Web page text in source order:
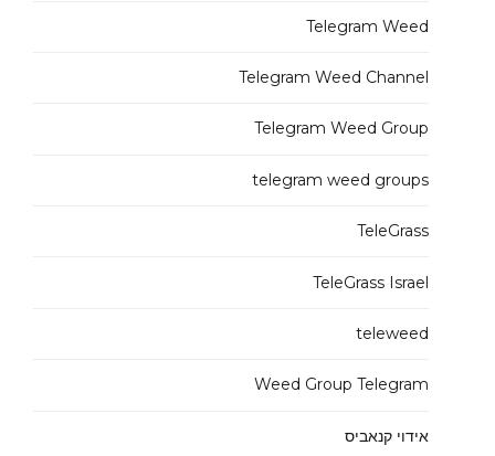
Telegram Weed
Telegram Weed Channel
Telegram Weed Group
telegram weed groups
TeleGrass
TeleGrass Israel
teleweed
Weed Group Telegram
אידוי קנאביס